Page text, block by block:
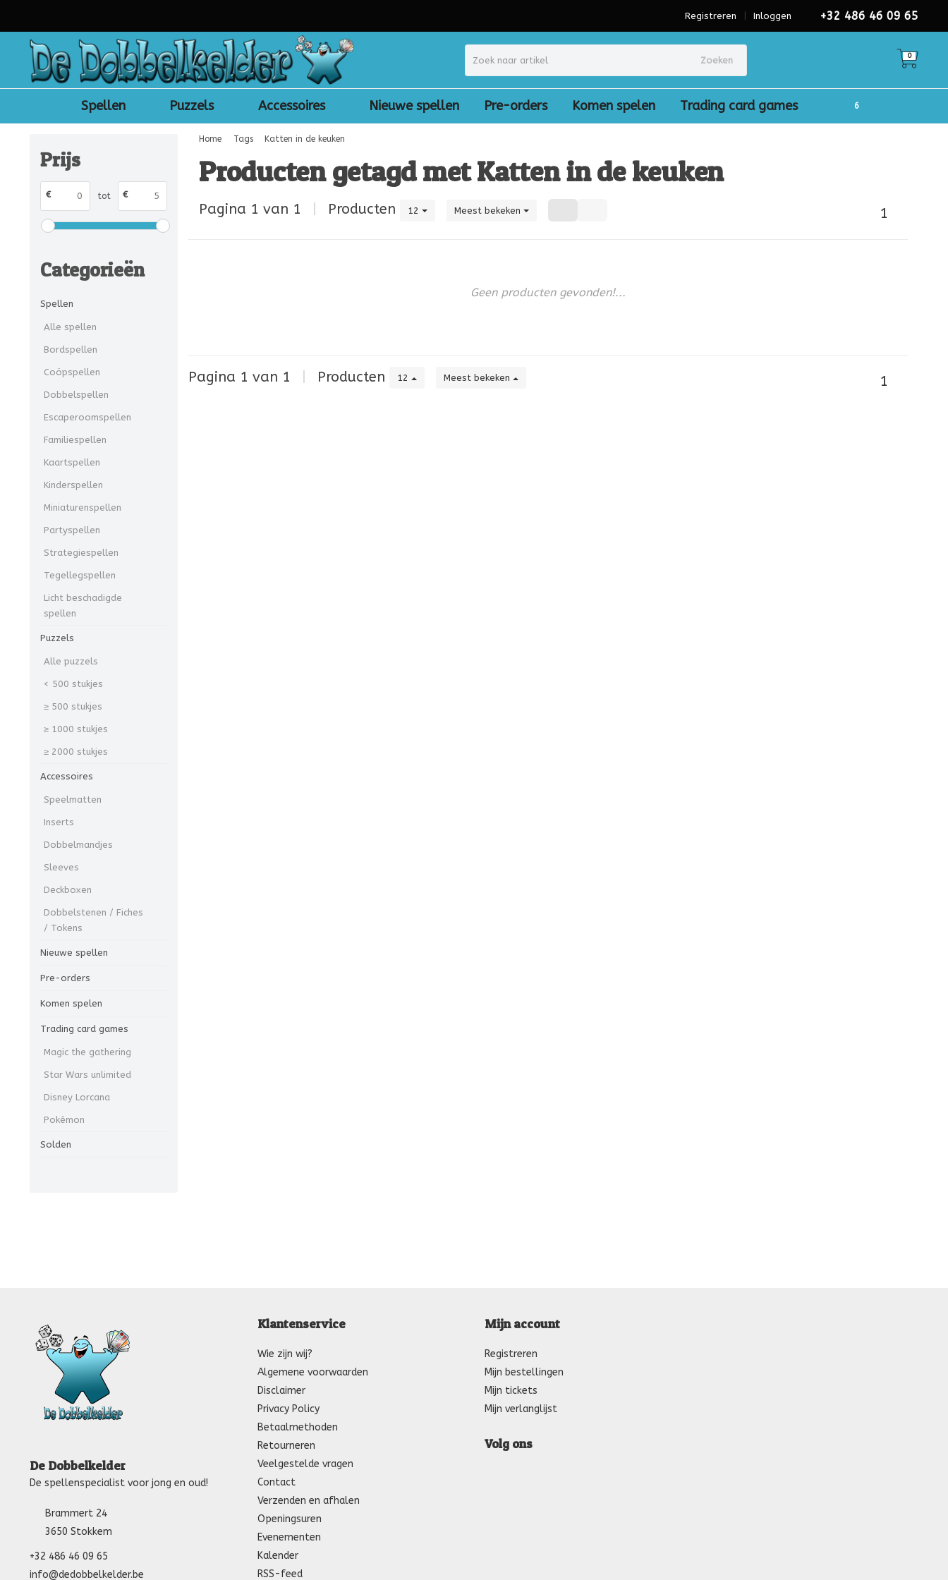
+32 486 46 09 65
Inloggen
Registreren
Zoeken 0
Spellen Puzzels Accessoires Nieuwe spellen Pre-orders Komen spelen Trading card games
Prijs
€ tot €
Categorieën
Spellen
Alle spellen
Bordspellen
Coöpspellen
Dobbelspellen
Escaperoomspellen
Familiespellen
Kaartspellen
Kinderspellen
Miniaturenspellen
Partyspellen
Strategiespellen
Tegellegspellen
Licht beschadigde
spellen
Puzzels
Alle puzzels
< 500 stukjes
≥ 500 stukjes
≥ 1000 stukjes
≥ 2000 stukjes
Accessoires
Speelmatten
Inserts
Dobbelmandjes
Sleeves
Deckboxen
Dobbelstenen / Fiches
/ Tokens
Nieuwe spellen
Pre-orders
Komen spelen
Trading card games
Magic the gathering
Star Wars unlimited
Disney Lorcana
Pokémon
Solden
Home Tags Katten in de keuken
Producten getagd met Katten in de keuken
Pagina 1 van 1 Producten 12 Meest bekeken 1
Geen producten gevonden!...
Pagina 1 van 1 Producten 12 Meest bekeken 1
De Dobbelkelder
De spellenspecialist voor jong en oud!
Brammert 24
3650 Stokkem
+32 486 46 09 65
info@dedobbelkelder.be
Klantenservice
Wie zijn wij?
Algemene voorwaarden
Disclaimer
Privacy Policy
Betaalmethoden
Retourneren
Veelgestelde vragen
Contact
Verzenden en afhalen
Openingsuren
Evenementen
Kalender
RSS-feed
Mijn account
Registreren
Mijn bestellingen
Mijn tickets
Mijn verlanglijst
Volg ons